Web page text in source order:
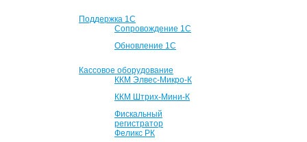
Поддержка 1С
Сопровождение 1С
Обновление 1С
Кассовое оборудование
ККМ Элвес-Микро-К
ККМ Штрих-Мини-К
Фискальный
регистратор
Феликс РК